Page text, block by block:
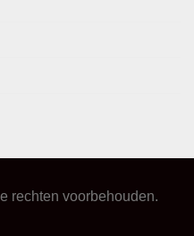
rechten voorbehouden.